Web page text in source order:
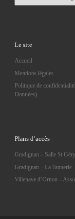
Le site
Accueil
Mentions légales
Politique de
Données)
Plans d’accès
Gradignan – Salle St Géry
Gradignan – La Tannerie
Villenave d’Ornon –